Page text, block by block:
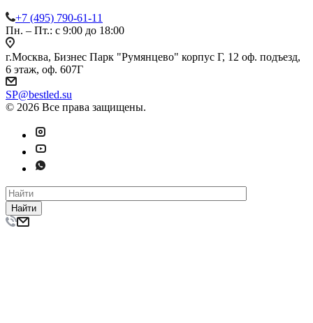
+7 (495) 790-61-11
Пн. – Пт.: с 9:00 до 18:00
г.Москва, Бизнес Парк "Румянцево" корпус Г, 12 оф. подъезд,
6 этаж, оф. 607Г
SP@bestled.su
© 2026 Все права защищены.
Найти